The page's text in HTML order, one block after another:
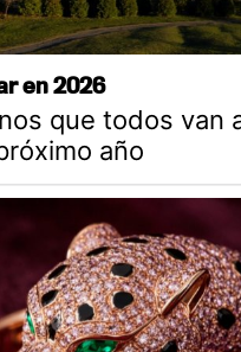
en 2026
que todos van
año